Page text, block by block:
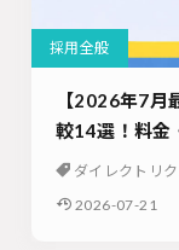
採用全般
【2026年7月
較14選！料金
ダイレクトリ
2026-07-21